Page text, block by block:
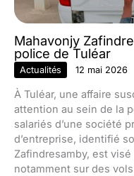
Mahavonjy
police de Tuléar
Actualités 12 mai 2026
À Tuléar, une affaire
attention au sein de la
salariés d’une société
d’entreprise, identifié
Zafindresamby, est
notamment sur des